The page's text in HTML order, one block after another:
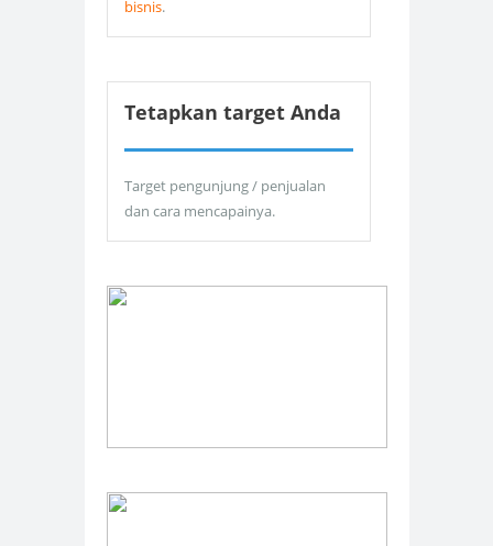
bisnis.
Tetapkan target Anda
Target pengunjung / penjualan
dan cara mencapainya.